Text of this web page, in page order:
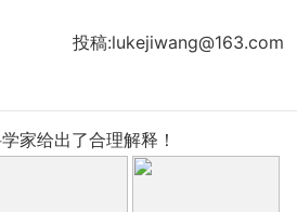
投稿:lukejiwang@163.com
家给出了合理解释！